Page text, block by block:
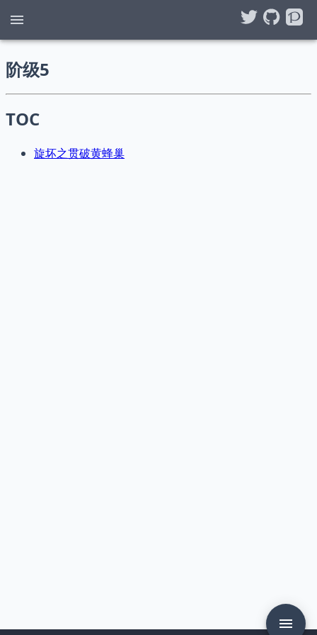
阶级5
TOC
旋坏之贯破黄蜂巢